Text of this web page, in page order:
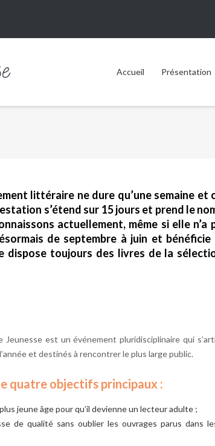
Accueil Présentation
littéraire ne dure qu’une semaine et
s’étend sur 15 jours et prend le
actuellement, même si elle n’a
de septembre à juin et
dispose toujours des livres de la
est un événement pluridisciplinaire qui
et destinés à rencontrer le plus large public.
quatre objectifs principaux :
jeune âge pour qu’il devienne un lecteur adulte ;
de qualité sans oublier les ouvrages parus dans